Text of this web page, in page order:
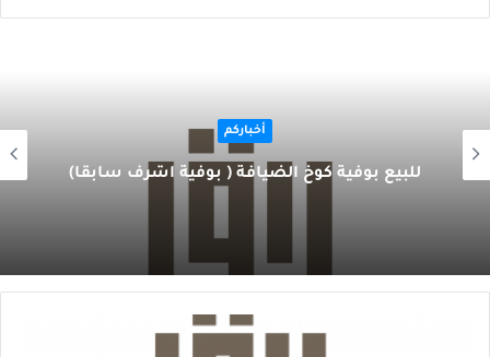
أخباركم
للبيع بوفية كوخ الضيافة ( بوفية اشرف سابقا)